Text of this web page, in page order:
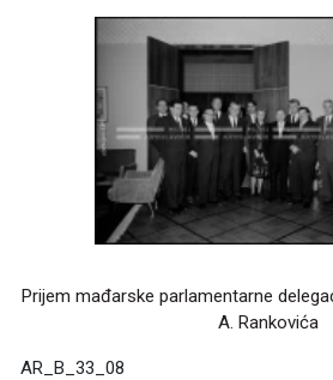
Prijem mađarske parlamentarne
A. Rankovića
AR_B_33_08